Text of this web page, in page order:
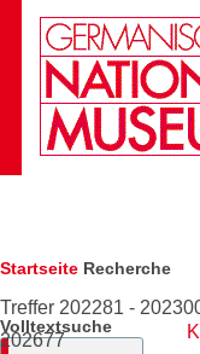
Direkt zum Inhalt
Pfadnavigation
Startseite Recherche
Treffer 202281 -
202677
Volltextsuche